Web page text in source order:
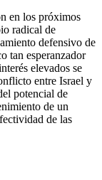
en los próximos
radical de
defensivo de
tan esperanzador
elevados se
entre Israel y
potencial de
de un
de las